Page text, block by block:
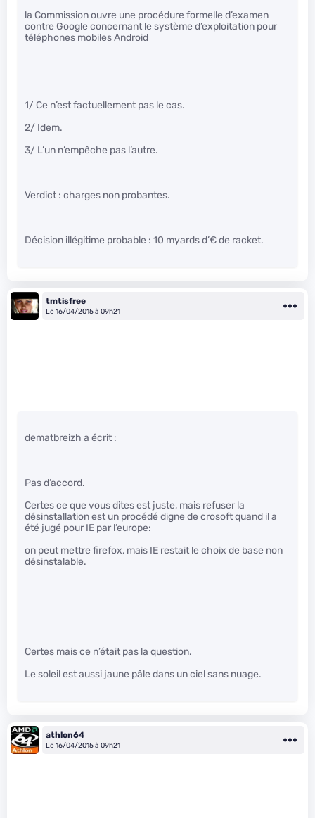
la Commission ouvre une procédure formelle d’examen
contre Google concernant le système d’exploitation pour
téléphones mobiles Android
1/ Ce n’est factuellement pas le cas.
2/ Idem.
3/ L’un n’empêche pas l’autre.
Verdict : charges non probantes.
Décision illégitime probable : 10 myards d’€ de racket.
tmtisfree
Le 16/04/2015 à 09h21
dematbreizh a écrit :
Pas d’accord.
Certes ce que vous dites est juste, mais refuser la
désinstallation est un procédé digne de crosoft quand il a
été jugé pour IE par l’europe:
on peut mettre firefox, mais IE restait le choix de base non
désinstalable.
Certes mais ce n’était pas la question.
Le soleil est aussi jaune pâle dans un ciel sans nuage.
athlon64
Le 16/04/2015 à 09h21